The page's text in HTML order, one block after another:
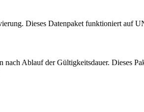
Dieses Datenpaket funktioniert auf
Ablauf der Gültigkeitsdauer. Dieses